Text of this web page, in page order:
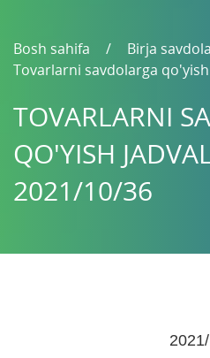
Bosh sahifa
Birja
Tovarlarni savdolarga
TOVARLARNI
QO'YISH
2021/10/36